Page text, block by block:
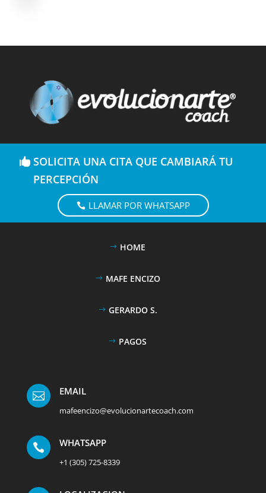
SOLICITA UNA CITA QUE CAMBIARÁ TU
PERCEPCIÓN
LLAMAR POR WHATSAPP
HOME
MAFE ENCIZO
GERARDO S.
PAGOS
 EMAIL
mafeencizo@evolucionartecoach.com
 WHATSAPP
+1 (305) 725-8339